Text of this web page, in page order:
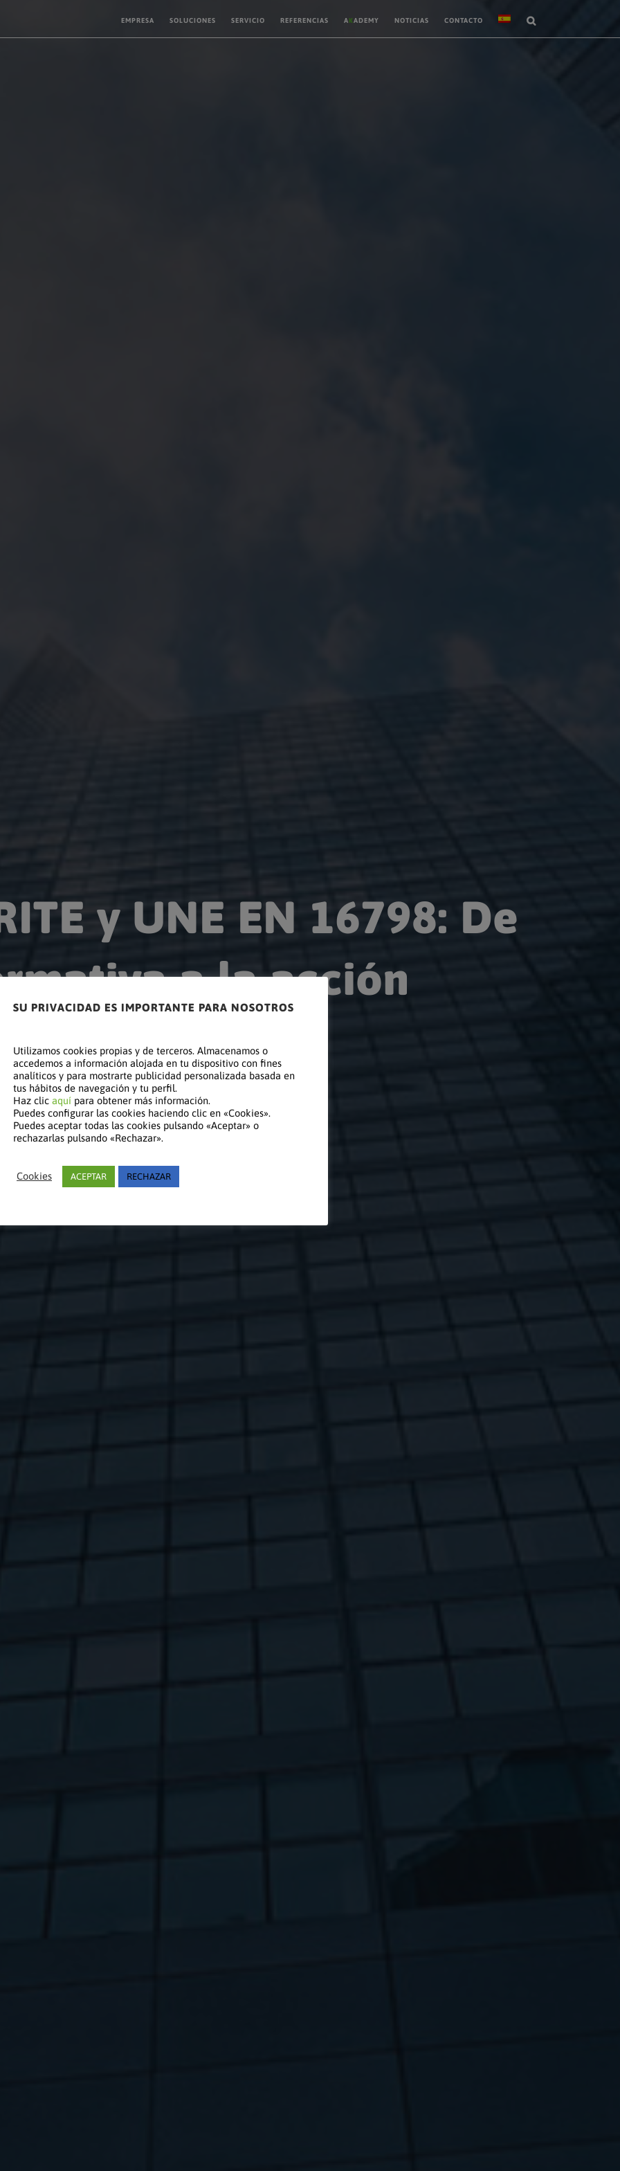
EMPRESA SOLUCIONES SERVICIO REFERENCIAS AKADEMY NOTICIAS CONTACTO
y UNE EN 16798: De
a la acción
SU PRIVACIDAD ES IMPORTANTE PARA NOSOTROS
Utilizamos cookies propias y de terceros. Almacenamos o
accedemos a información alojada en tu dispositivo con fines
analíticos y para mostrarte publicidad personalizada basada en
tus hábitos de navegación y tu perfil.
Haz clic aquí para obtener más información.
Puedes configurar las cookies haciendo clic en «Cookies».
Puedes aceptar todas las cookies pulsando «Aceptar» o
rechazarlas pulsando «Rechazar».
Cookies ACEPTAR RECHAZAR